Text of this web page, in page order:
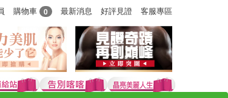
購物車 0 最新消息 好評見證 客服專區